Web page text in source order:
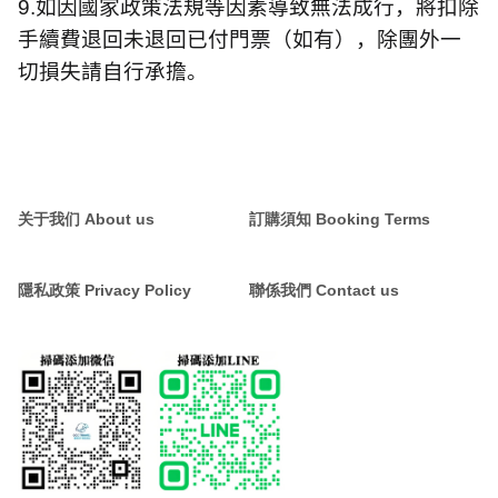
9.如因國家政策法規等因素導致無法成行，將扣除
手續費退回未退回已付門票（如有），除團外一
切損失請自行承擔。
关于我们 About us 訂購須知 Booking Terms
隱私政策 Privacy Policy 聯係我們 Contact us